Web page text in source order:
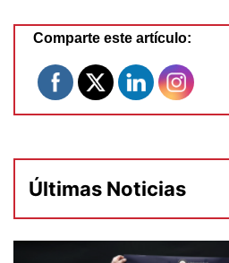
Comparte este artículo:
Últimas Noticias